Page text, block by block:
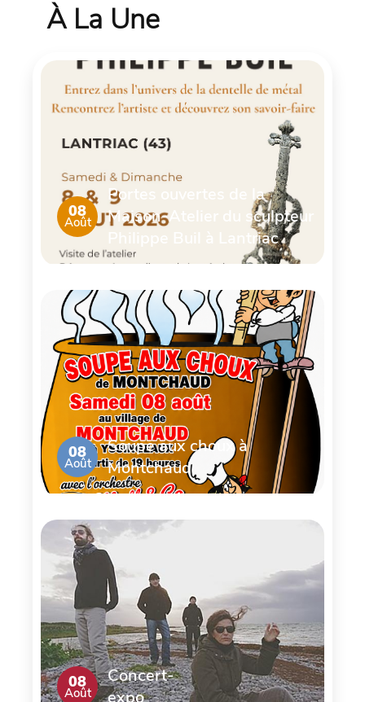
À La Une
08
Août
Portes ouvertes de la
Maison-Atelier du sculpteur
Philippe Buil à Lantriac
08
Août
Soupe aux choux à
Montchaud
08
Août
Concert-